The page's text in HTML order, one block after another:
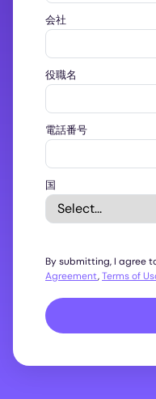
会社
役職名
電話番号
国
By submitting, I agree
Agreement,Terms of